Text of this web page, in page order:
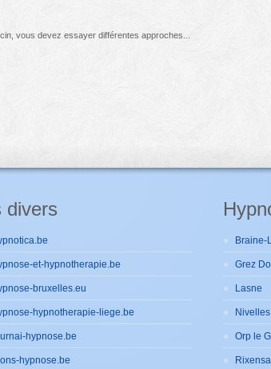
vous devez essayer différentes approches...
divers
et-hypnotherapie.be
bruxelles.eu
hypnotherapie-liege.be
hypnose.be
hypnose.be
Braine-
Grez
Lasne
Nivelles
Orp le